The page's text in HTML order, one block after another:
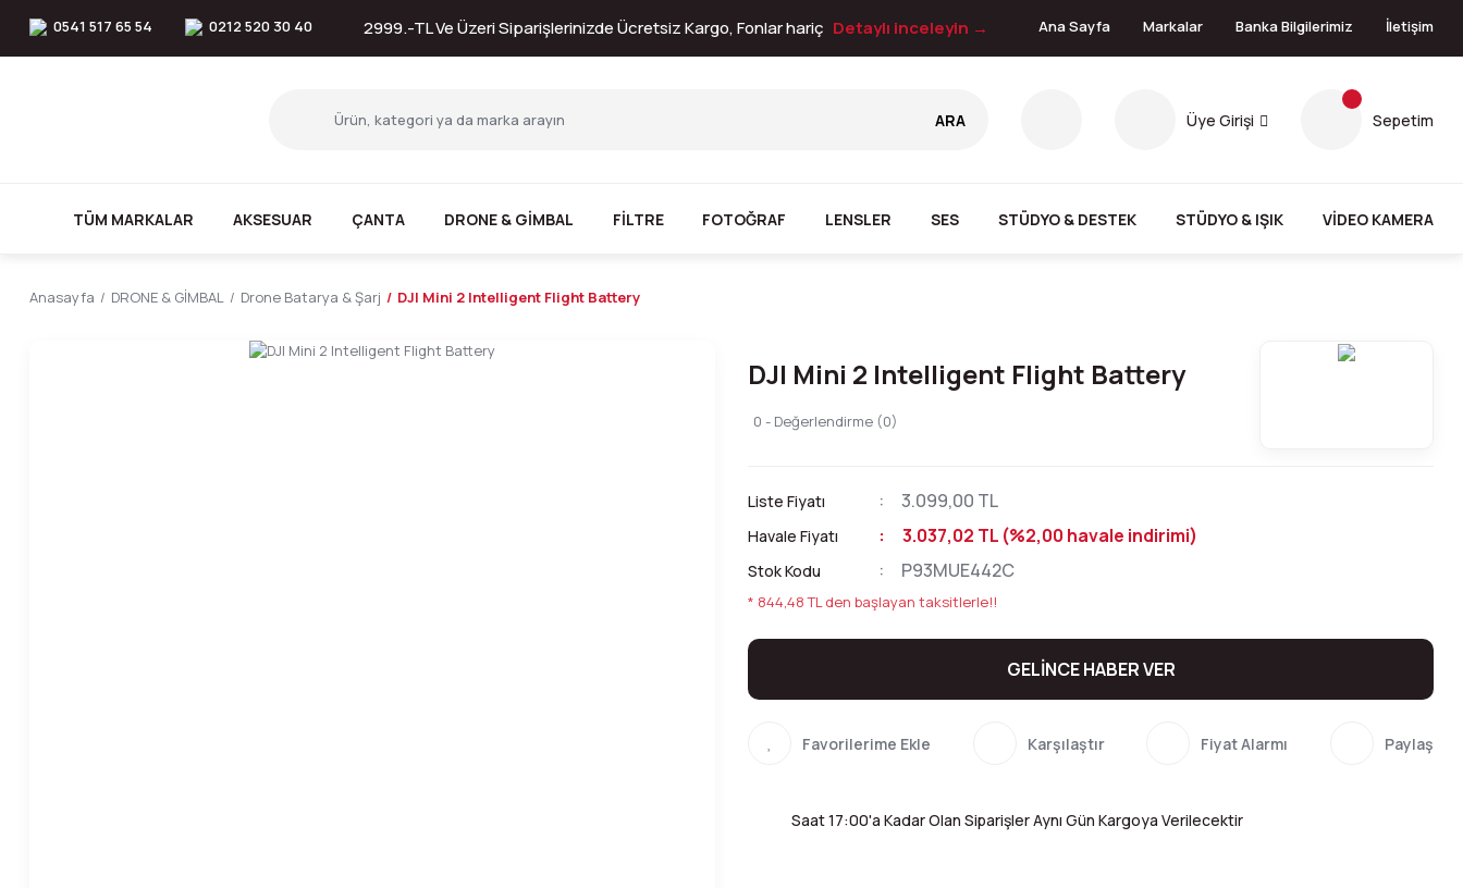
0541 517 65 54 0212 520 30 40 2999.-TL Ve Üzeri Siparişlerinizde Ücretsiz Kargo, Fonlar hariç Detaylı inceleyin → Ana Sayfa Markalar Banka Bilgilerimiz İletişim
ARA Üye Girişi Sepetim
TÜM MARKALAR AKSESUAR ÇANTA DRONE & GİMBAL FİLTRE FOTOĞRAF LENSLER SES STÜDYO & DESTEK STÜDYO & IŞIK VİDEO KAMERA
Anasayfa DRONE & GİMBAL Drone Batarya & Şarj DJI Mini 2 Intelligent Flight Battery
DJI Mini 2 Intelligent Flight Battery
0 - Değerlendirme (0)
Liste Fiyatı 3.099,00 TL
Havale Fiyatı 3.037,02 TL (%2,00 havale indirimi)
Stok Kodu P93MUE442C
* 844,48 TL den başlayan taksitlerle!!
GELİNCE HABER VER
Karşılaştır Fiyat Alarmı Paylaş
Saat 17:00'a Kadar Olan Siparişler Aynı Gün Kargoya Verilecektir